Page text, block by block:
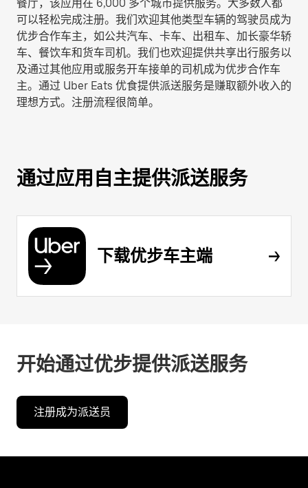
餐厅，该应用在 6,000 多个城市提供服务。大多数人都
可以轻松完成注册。我们欢迎其他类型车辆的驾驶员成为
优步合作车主，如公共汽车、卡车、出租车、加长豪华轿
车、餐饮车和货车司机。我们也欢迎提供共享出行服务以
及通过其他应用或服务开车接单的司机成为优步合作车
主。通过 Uber Eats 优食提供派送服务是赚取额外收入的
理想方式。注册流程很简单。
通过应用自主提供派送服务
下载优步车主端
开始通过优步提供派送服务
注册成为派送员